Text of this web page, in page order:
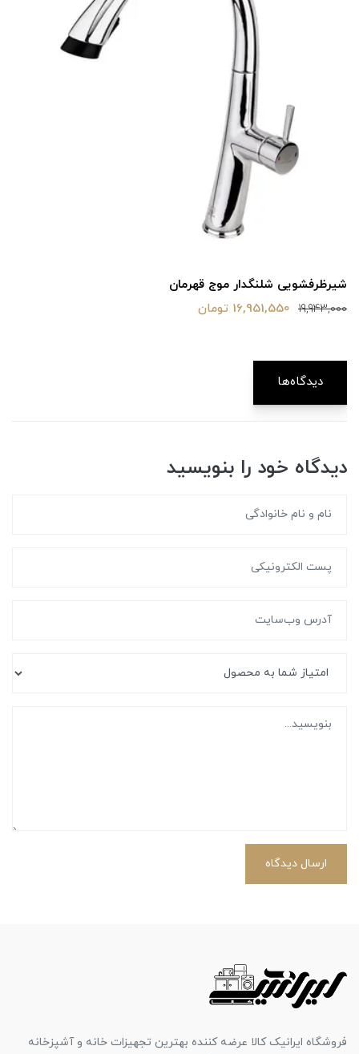
شیرظرفشویی شلنگدار موج قهرمان
19,943,000 16,951,550 تومان
دیدگاه‌ها
دیدگاه خود را بنویسید
ارسال دیدگاه
فروشگاه ایرانیک کالا عرضه کننده بهترین تجهیزات خانه و آشپزخانه